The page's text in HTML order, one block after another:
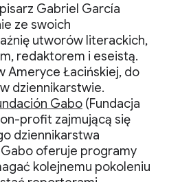
Gabriel García
ze swoich
utworów literackich,
redaktorem i eseistą.
Ameryce Łacińskiej, do
dziennikarstwie.
Gabo (Fundacja
profit zajmującą się
dziennikarstwa
oferuje programy
kolejnemu pokoleniu